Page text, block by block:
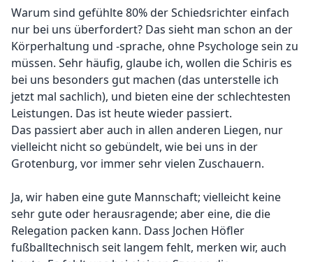
Warum sind gefühlte 80% der Schiedsrichter einfach
nur bei uns überfordert? Das sieht man schon an der
Körperhaltung und -sprache, ohne Psychologe sein zu
müssen. Sehr häufig, glaube ich, wollen die Schiris es
bei uns besonders gut machen (das unterstelle ich
jetzt mal sachlich), und bieten eine der schlechtesten
Leistungen. Das ist heute wieder passiert.
Das passiert aber auch in allen anderen Liegen, nur
vielleicht nicht so gebündelt, wie bei uns in der
Grotenburg, vor immer sehr vielen Zuschauern.
Ja, wir haben eine gute Mannschaft; vielleicht keine
sehr gute oder herausragende; aber eine, die die
Relegation packen kann. Dass Jochen Höfler
fußballtechnisch seit langem fehlt, merken wir, auch